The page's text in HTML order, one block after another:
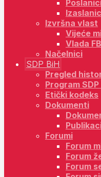
Izvršna vlast
Vijeće
Vlada
Načelnici
SDP BiH
Pregled
Program SDP
Etički kodeks
Dokumenti
Forumi
Forum
Forum
Forum